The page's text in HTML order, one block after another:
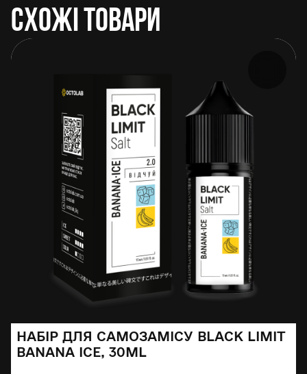
СХОЖІ ТОВАРИ
НАБІР ДЛЯ САМОЗАМІСУ BLACK LIMIT
BANANA ICE, 30ML